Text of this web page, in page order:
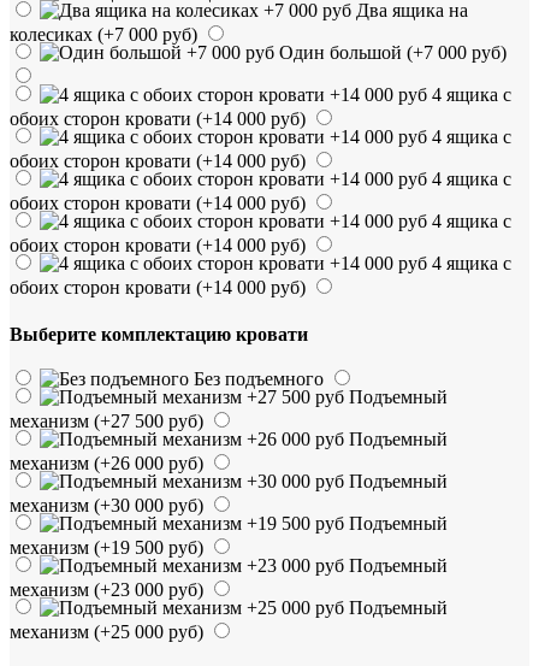
Два ящика на
колесиках (+7 000 руб)
Один большой (+7 000 руб)
4 ящика с
обоих сторон кровати (+14 000 руб)
4 ящика с
обоих сторон кровати (+14 000 руб)
4 ящика с
обоих сторон кровати (+14 000 руб)
4 ящика с
обоих сторон кровати (+14 000 руб)
4 ящика с
обоих сторон кровати (+14 000 руб)
Выберите комплектацию кровати
Без подъемного
Подъемный
механизм (+27 500 руб)
Подъемный
механизм (+26 000 руб)
Подъемный
механизм (+30 000 руб)
Подъемный
механизм (+19 500 руб)
Подъемный
механизм (+23 000 руб)
Подъемный
механизм (+25 000 руб)